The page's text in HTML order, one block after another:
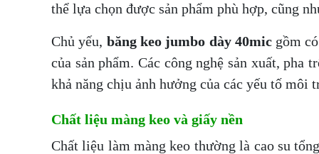
thể lựa chọn được sản phẩm phù hợp, cũng
Chủ yếu, băng keo jumbo dày 40micgồm có
của sản phẩm. Các công nghệ sản xuất,
khả năng chịu ảnh hưởng của các yếu tố môi
Chất liệu màng keo và giấy nền
Chất liệu làm màng keo thường là cao su